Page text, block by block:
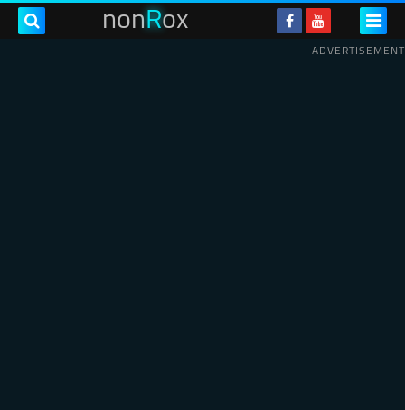
nonRox
ADVERTISEMENT